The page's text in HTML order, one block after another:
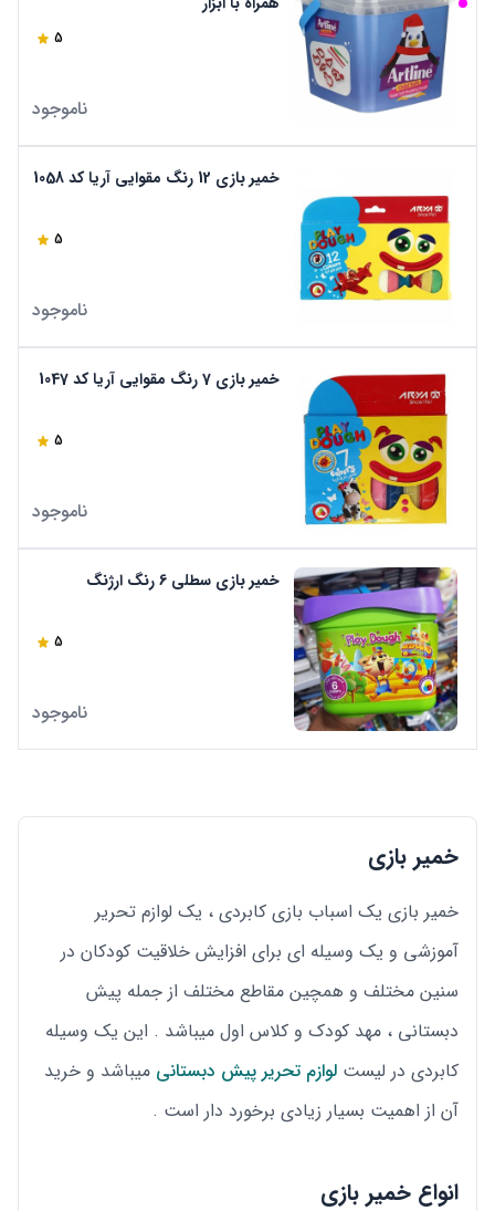
5
ناموجود
خمیر بازی 12 رنگ مقوایی آریا کد 1058
5
ناموجود
خمیر بازی 7 رنگ مقوایی آریا کد 1047
5
ناموجود
خمیر بازی سطلی 6 رنگ ارژنگ
5
ناموجود
خمیر بازی
خمیر بازی یک اسباب بازی کابردی ، یک لوازم تحریر
آموزشی و یک وسیله ای برای افزایش خلاقیت کودکان در
سنین مختلف و همچین مقاطع مختلف از جمله پیش
دبستانی ، مهد کودک و کلاس اول میباشد . این یک وسیله
کابردی در لیست لوازم تحریر پیش دبستانی میباشد و خرید
آن از اهمیت بسیار زیادی برخورد دار است .
انواع خمیر بازی